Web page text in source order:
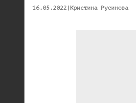
16.05.2022| Кристина Русинова